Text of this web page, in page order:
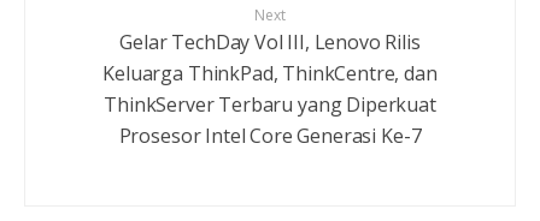
Next
Gelar TechDay Vol III, Lenovo Rilis
Keluarga ThinkPad, ThinkCentre, dan
ThinkServer Terbaru yang Diperkuat
Prosesor Intel Core Generasi Ke-7